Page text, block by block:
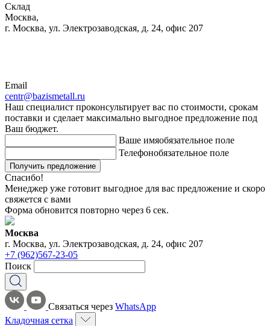
Склад
Москва,
г. Москва, ул. Электрозаводская, д. 24, офис 207
Email
centr@bazismetall.ru
Наш специалист проконсультирует вас по стоимости, срокам
поставки и сделает максимально выгодное предложение под
Ваш бюджет.
Ваше имяобязательное поле
Телефонобязательное поле
Получить предложение
Спасибо!
Менеджер уже готовит выгодное для вас предложение и скоро
свяжется с вами
Форма обновится повторно через 6 сек.
Москва
г. Москва, ул. Электрозаводская, д. 24, офис 207
+7 (962)567-23-05
Поиск
Связаться через WhatsApp
Кладочная сетка